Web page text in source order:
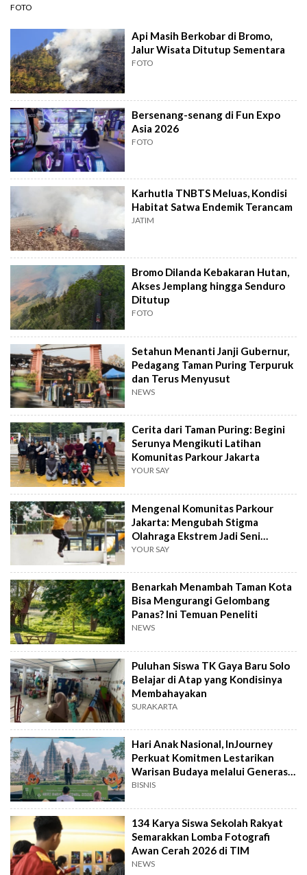
FOTO
Api Masih Berkobar di Bromo,
Jalur Wisata Ditutup Sementara
FOTO
Bersenang-senang di Fun Expo
Asia 2026
FOTO
Karhutla TNBTS Meluas, Kondisi
Habitat Satwa Endemik Terancam
JATIM
Bromo Dilanda Kebakaran Hutan,
Akses Jemplang hingga Senduro
Ditutup
FOTO
Setahun Menanti Janji Gubernur,
Pedagang Taman Puring Terpuruk
dan Terus Menyusut
NEWS
Cerita dari Taman Puring: Begini
Serunya Mengikuti Latihan
Komunitas Parkour Jakarta
YOUR SAY
Mengenal Komunitas Parkour
Jakarta: Mengubah Stigma
Olahraga Ekstrem Jadi Seni
Disiplin Tubuh
YOUR SAY
Benarkah Menambah Taman Kota
Bisa Mengurangi Gelombang
Panas? Ini Temuan Peneliti
NEWS
Puluhan Siswa TK Gaya Baru Solo
Belajar di Atap yang Kondisinya
Membahayakan
SURAKARTA
Hari Anak Nasional, InJourney
Perkuat Komitmen Lestarikan
Warisan Budaya melalui Generasi
Muda
BISNIS
134 Karya Siswa Sekolah Rakyat
Semarakkan Lomba Fotografi
Awan Cerah 2026 di TIM
NEWS